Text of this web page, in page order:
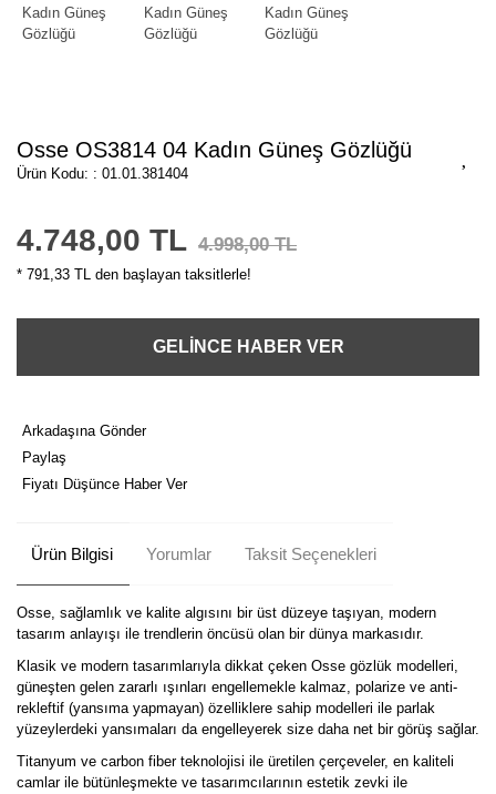
Osse OS3814 04 Kadın Güneş Gözlüğü
Ürün Kodu: : 01.01.381404
4.748,00 TL 4.998,00 TL
* 791,33 TL den başlayan taksitlerle!
GELİNCE HABER VER
Arkadaşına Gönder
Paylaş
Fiyatı Düşünce Haber Ver
Ürün Bilgisi Yorumlar Taksit Seçenekleri
Osse, sağlamlık ve kalite algısını bir üst düzeye taşıyan, modern
tasarım anlayışı ile trendlerin öncüsü olan bir dünya markasıdır.
Klasik ve modern tasarımlarıyla dikkat çeken Osse gözlük modelleri,
güneşten gelen zararlı ışınları engellemekle kalmaz, polarize ve anti-
rekleftif (yansıma yapmayan) özelliklere sahip modelleri ile parlak
yüzeylerdeki yansımaları da engelleyerek size daha net bir görüş sağlar.
Titanyum ve carbon fiber teknolojisi ile üretilen çerçeveler, en kaliteli
camlar ile bütünleşmekte ve tasarımcılarının estetik zevki ile